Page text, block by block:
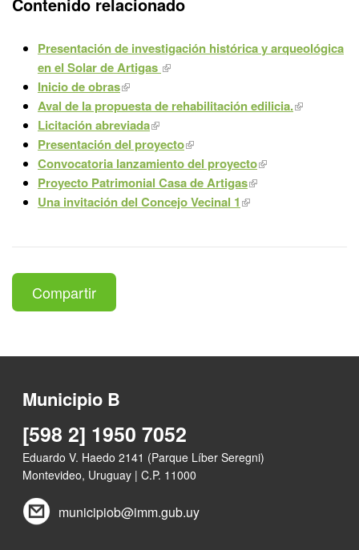
Presentación de investigación histórica y arqueológica
en el Solar de Artigas
Inicio de obras
Aval de la propuesta de rehabilitación edilicia.
Licitación abreviada
Presentación del proyecto
Convocatoria lanzamiento del proyecto
Proyecto Patrimonial Casa de Artigas
Una invitación del Concejo Vecinal 1
Compartir
Municipio B
[598 2] 1950 7052
Eduardo V. Haedo 2141 (Parque Líber Seregni)
Montevideo, Uruguay | C.P. 11000
municipiob@imm.gub.uy